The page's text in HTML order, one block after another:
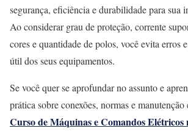
segurança, eficiência e durabilidade para sua
Ao considerar grau de proteção, corrente
cores e quantidade de polos, você evita erros
útil dos seus equipamentos.
Se você quer se aprofundar no assunto e
prática sobre conexões, normas e
Curso de Máquinas e Comandos Elétricos